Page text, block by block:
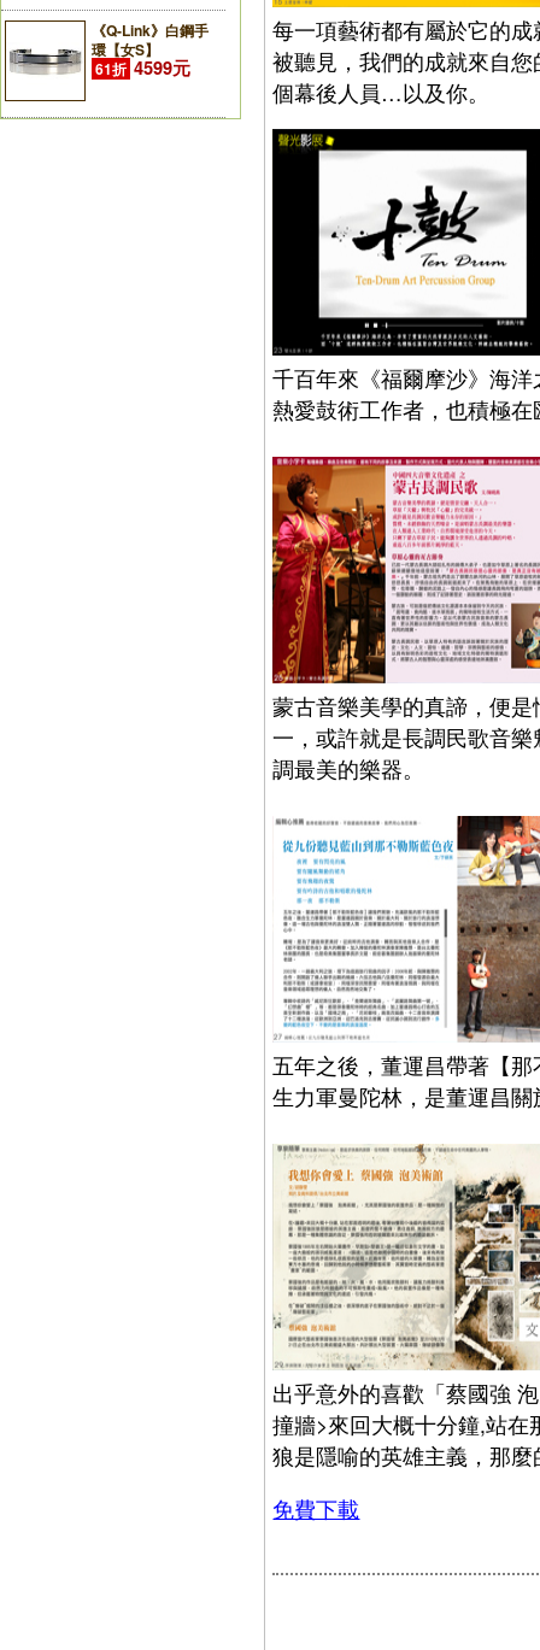
《Q-Link》白鋼手
環【女S】
61折 4599元
每一項藝術都有屬於它的
被聽見，我們的成就來自
個幕後人員…以及你。
千百年來《福爾摩沙》海
熱愛鼓術工作者，也積極
蒙古音樂美學的真諦，便
一，或許就是長調民歌音
調最美的樂器。
五年之後，董運昌帶著【
生力軍曼陀林，是董運昌
出乎意外的喜歡「蔡國強
撞牆>來回大概十分鐘,站
狼是隱喻的英雄主義，那
免費下載